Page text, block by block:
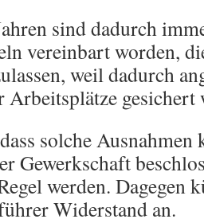
sind dadurch
vereinbart worden,
weil dadurch
gesichert
solche Ausnahmen
Gewerkschaft
werden. Dagegen
Widerstand an.